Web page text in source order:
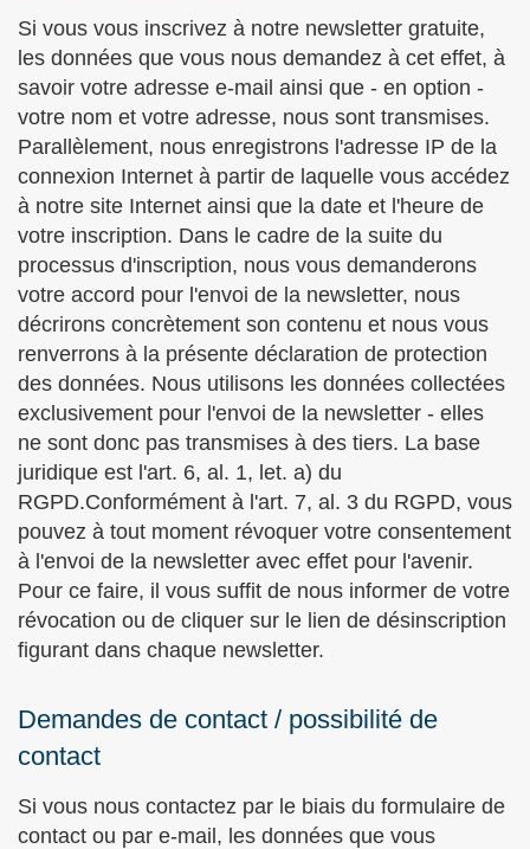
Si vous vous inscrivez à notre newsletter gratuite,
les données que vous nous demandez à cet effet, à
savoir votre adresse e-mail ainsi que - en option -
votre nom et votre adresse, nous sont transmises.
Parallèlement, nous enregistrons l'adresse IP de la
connexion Internet à partir de laquelle vous accédez
à notre site Internet ainsi que la date et l'heure de
votre inscription. Dans le cadre de la suite du
processus d'inscription, nous vous demanderons
votre accord pour l'envoi de la newsletter, nous
décrirons concrètement son contenu et nous vous
renverrons à la présente déclaration de protection
des données. Nous utilisons les données collectées
exclusivement pour l'envoi de la newsletter - elles
ne sont donc pas transmises à des tiers. La base
juridique est l'art. 6, al. 1, let. a) du
RGPD.Conformément à l'art. 7, al. 3 du RGPD, vous
pouvez à tout moment révoquer votre consentement
à l'envoi de la newsletter avec effet pour l'avenir.
Pour ce faire, il vous suffit de nous informer de votre
révocation ou de cliquer sur le lien de désinscription
figurant dans chaque newsletter.
Demandes de contact / possibilité de
contact
Si vous nous contactez par le biais du formulaire de
contact ou par e-mail, les données que vous